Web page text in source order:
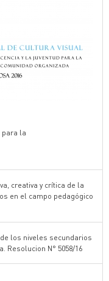
para la
creativa y crítica de la
en el campo pedagógico
los niveles secundarios
Resolucion N° 5058/16